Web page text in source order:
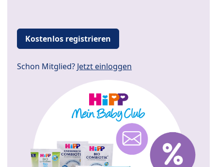
Kostenlos registrieren
Schon Mitglied? Jetzt einloggen